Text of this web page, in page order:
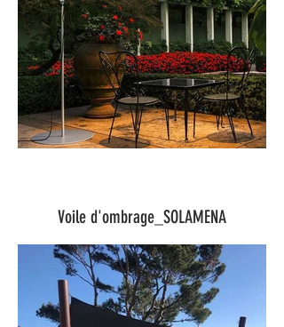
Voile d'ombrage_SOLAMENA